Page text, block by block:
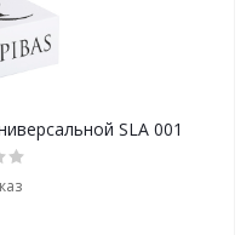
SLA 001